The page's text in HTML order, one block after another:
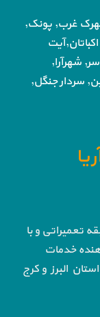
غرب, پونک,
اکباتان,آیت
شهرآرا,
سردار جنگل,
تعمیراتی و با
خدمات
البرز و کرج